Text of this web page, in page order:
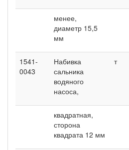
менее,
диаметр 15,5
мм
1541-
0043
Набивка
сальника
водяного
насоса,
т
квадратная,
сторона
квадрата 12 мм